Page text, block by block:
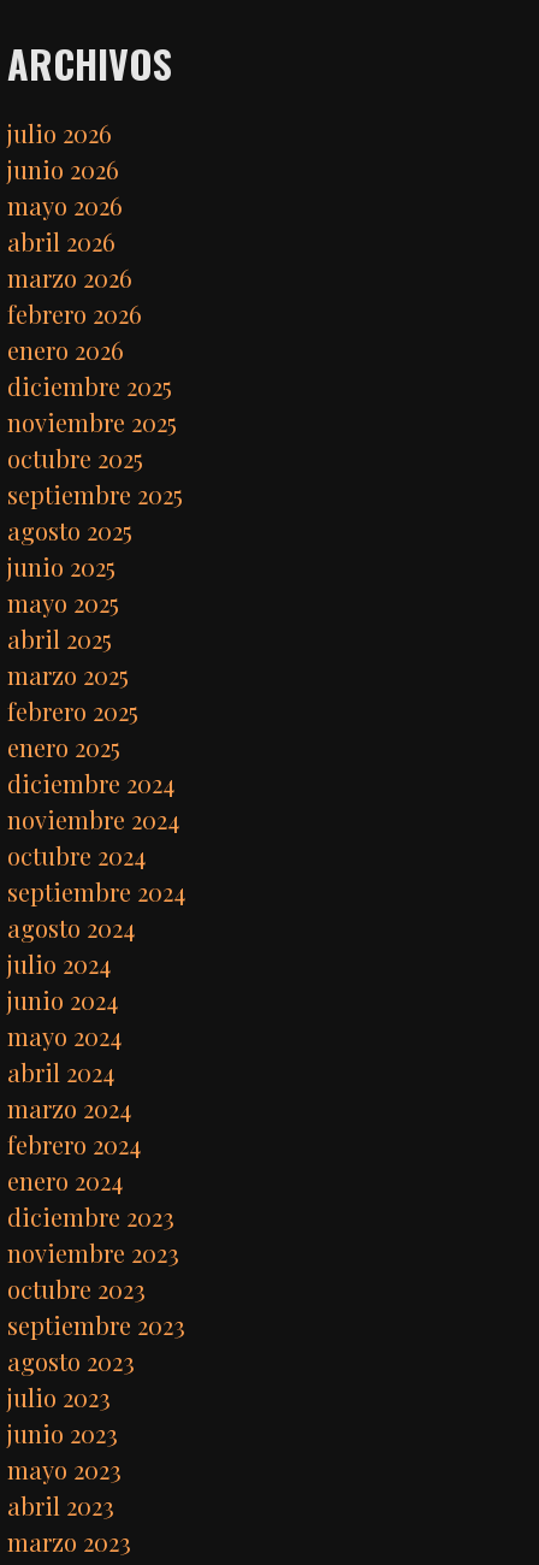
ARCHIVOS
julio 2026
junio 2026
mayo 2026
abril 2026
marzo 2026
febrero 2026
enero 2026
diciembre 2025
noviembre 2025
octubre 2025
septiembre 2025
agosto 2025
junio 2025
mayo 2025
abril 2025
marzo 2025
febrero 2025
enero 2025
diciembre 2024
noviembre 2024
octubre 2024
septiembre 2024
agosto 2024
julio 2024
junio 2024
mayo 2024
abril 2024
marzo 2024
febrero 2024
enero 2024
diciembre 2023
noviembre 2023
octubre 2023
septiembre 2023
agosto 2023
julio 2023
junio 2023
mayo 2023
abril 2023
marzo 2023